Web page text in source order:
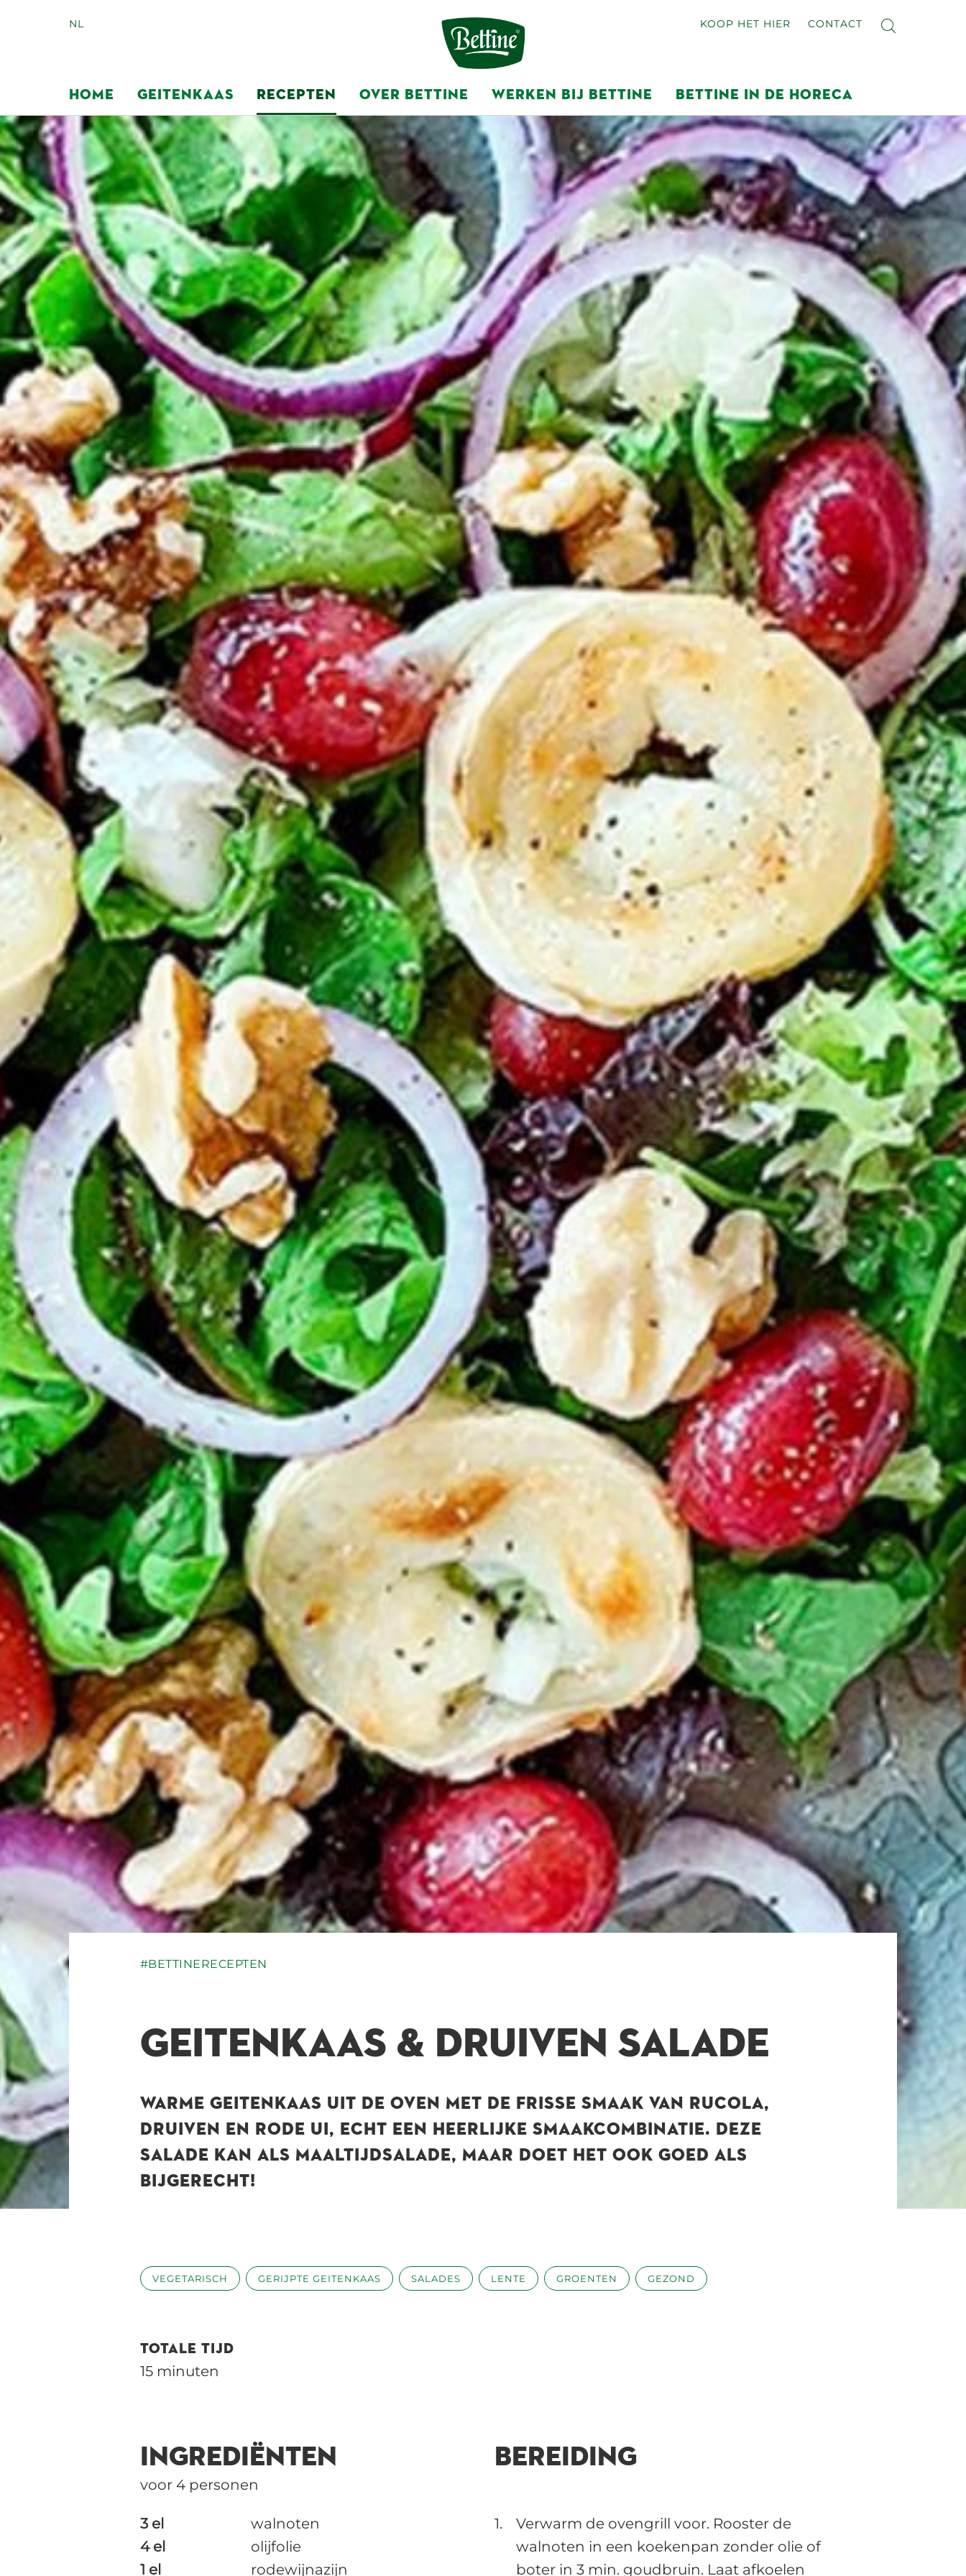
HOME GEITENKAAS RECEPTEN OVER BETTINE WERKEN BIJ BETTINE BETTINE IN DE HORECA
NL KOOP HET HIER CONTACT
#BETTINERECEPTEN
GEITENKAAS & DRUIVEN SALADE
WARME GEITENKAAS UIT DE OVEN MET DE FRISSE SMAAK VAN RUCOLA,
DRUIVEN EN RODE UI, ECHT EEN HEERLIJKE SMAAKCOMBINATIE. DEZE
SALADE KAN ALS MAALTIJDSALADE, MAAR DOET HET OOK GOED ALS
BIJGERECHT!
VEGETARISCH GERIJPTE GEITENKAAS SALADES LENTE GROENTEN GEZOND
TOTALE TIJD
15 minuten
INGREDIËNTEN
voor 4 personen
3 el
walnoten
4 el
olijfolie
1 el
rodewijnazijn
BEREIDING
Verwarm de ovengrill voor. Rooster de
walnoten in een koekenpan zonder olie of
boter in 3 min. goudbruin. Laat afkoelen